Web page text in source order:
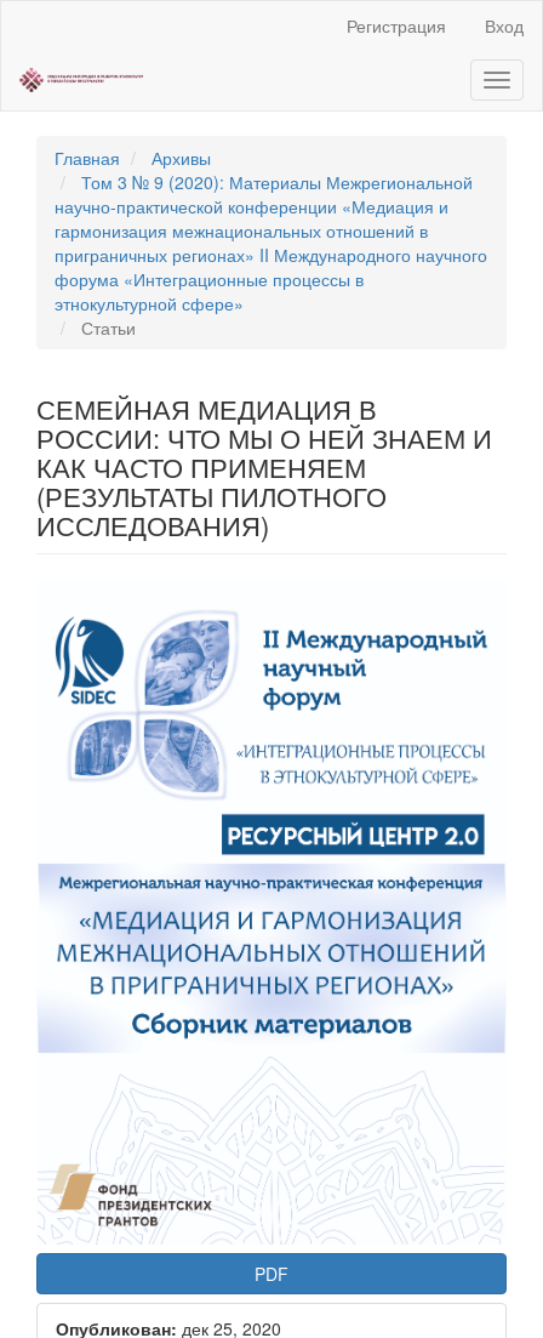
содержанию
страницы
навигация
Основное
содержание
Боковая
панель
Регистрация Вход
Главная
Архивы
Том 3 № 9 (2020): Материалы Межрегиональной
научно‐практической конференции «Медиация и
гармонизация межнациональных отношений в
приграничных регионах» II Международного научного
форума «Интеграционные процессы в
этнокультурной сфере»
Статьи
СЕМЕЙНАЯ МЕДИАЦИЯ В
РОССИИ: ЧТО МЫ О НЕЙ ЗНАЕМ И
КАК ЧАСТО ПРИМЕНЯЕМ
(РЕЗУЛЬТАТЫ ПИЛОТНОГО
ИССЛЕДОВАНИЯ)
боковой
панели
PDF
Опубликован: дек 25, 2020